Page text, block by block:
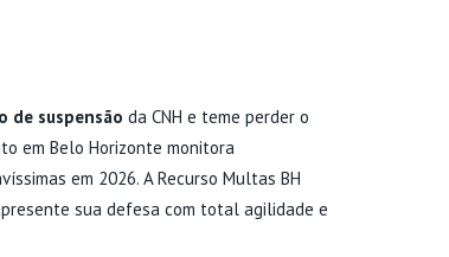
de suspensão da CNH e teme perder o
em Belo Horizonte monitora
em 2026. A Recurso Multas BH
sua defesa com total agilidade e